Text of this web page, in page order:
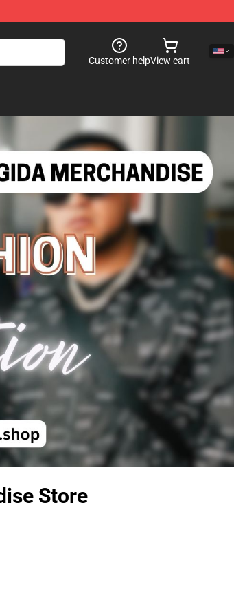
Customer helpView cart
Store